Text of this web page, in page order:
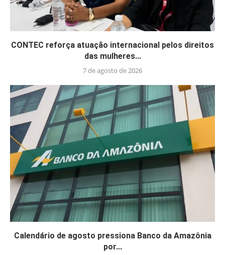
CONTEC reforça atuação internacional pelos direitos
das mulheres...
7 de agosto de 2026
Calendário de agosto pressiona Banco da Amazônia
por...